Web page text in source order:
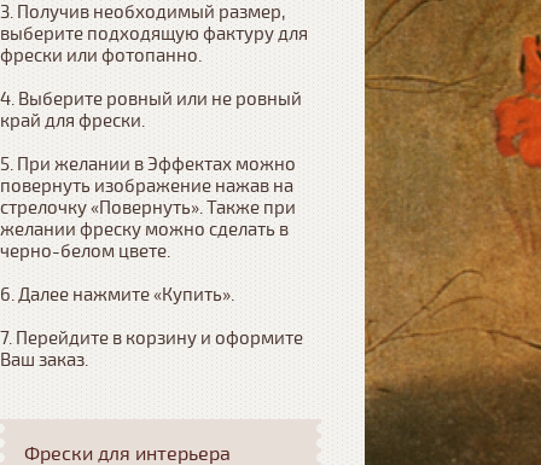
3. Получив необходимый размер,
выберите подходящую фактуру для
фрески или фотопанно.
4. Выберите ровный или не ровный
край для фрески.
5. При желании в Эффектах можно
повернуть изображение нажав на
стрелочку «Повернуть». Также при
желании фреску можно сделать в
черно-белом цвете.
6. Далее нажмите «Купить».
7. Перейдите в корзину и оформите
Ваш заказ.
Фрески для интерьера